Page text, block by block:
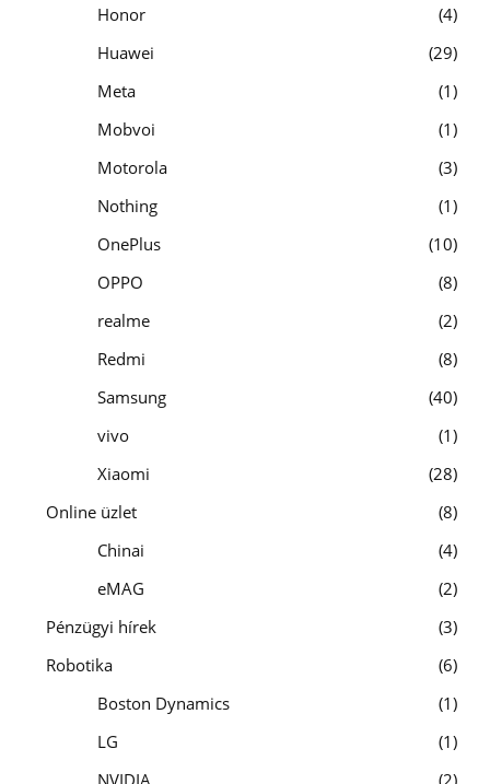
Honor
4
Huawei
29
Meta
1
Mobvoi
1
Motorola
3
Nothing
1
OnePlus
10
OPPO
8
realme
2
Redmi
8
Samsung
40
vivo
1
Xiaomi
28
Online üzlet
8
Chinai
4
eMAG
2
Pénzügyi hírek
3
Robotika
6
Boston Dynamics
1
LG
1
NVIDIA
2